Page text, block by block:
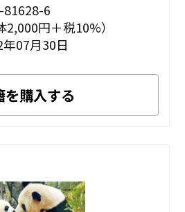
81628-6
円＋税10%）
07月30日
を購入する